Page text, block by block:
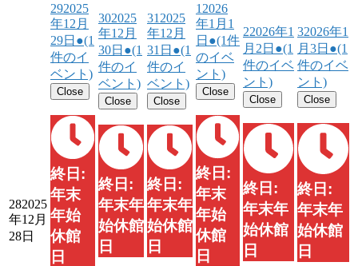
282025
年12月
28日
292025
年12月
29日 ●(1
件のイ
ベント)
Close
終日:
年末
年始
休館
日
302025
年12月
30日 ●(1
件のイ
ベント)
Close
終日:
年末年
始休館
日
31 2025
年12月
31日 ●(1
件のイ
ベント)
Close
終日:
年末年
始休館
日
1 2026
年1月1
日 ●(1件
のイベ
ント)
Close
終日:
年末
年始
休館
日
22026年1
月2日 ●(1
件のイベ
ント)
Close
終日:
年末年
始休館
日
32026年1
月3日 ●(1
件のイベ
ント)
Close
終日:
年末年
始休館
日